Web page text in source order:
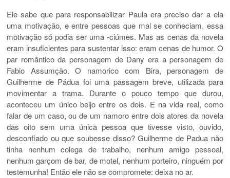
Ele sabe que para responsabilizar Paula era preciso dar a ela
uma motivação, e entre pessoas que mal se conheciam, essa
motivação só podia ser uma -ciúmes. Mas as cenas da novela
eram insuficientes para sustentar isso: eram cenas de humor. O
par romântico da personagem de Dany era a personagem de
Fabio Assumção. O namorico com Bira, personagem de
Guilherme de Pádua foi uma passagem breve, utilizada para
movimentar a trama. Durante o pouco tempo que durou,
aconteceu um único beijo entre os dois. E na vida real, como
falar de um caso, ou de um namoro entre dois atores da novela
das oito sem uma única pessoa que tivesse visto, ouvido,
desconfiado ou que soubesse disso? Guilherme de Padua não
tinha nenhum colega de trabalho, nenhum amigo pessoal,
nenhum garçom de bar, de motel, nenhum porteiro, ninguém por
testemunha! Então ele não se compromete: deixa no ar.